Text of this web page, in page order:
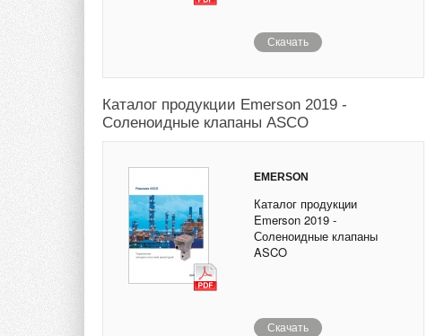
Скачать
Каталог продукции Emerson 2019 -
Соленоидные клапаны ASCO
EMERSON
Каталог продукции
Emerson 2019 -
Соленоидные клапаны
ASCO
Скачать